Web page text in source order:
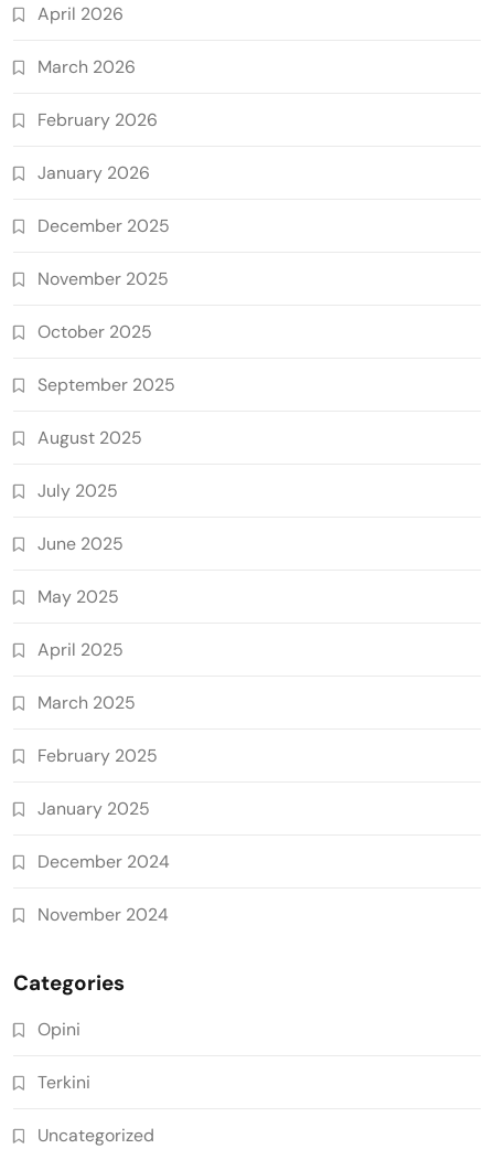
April 2026
March 2026
February 2026
January 2026
December 2025
November 2025
October 2025
September 2025
August 2025
July 2025
June 2025
May 2025
April 2025
March 2025
February 2025
January 2025
December 2024
November 2024
Categories
Opini
Terkini
Uncategorized